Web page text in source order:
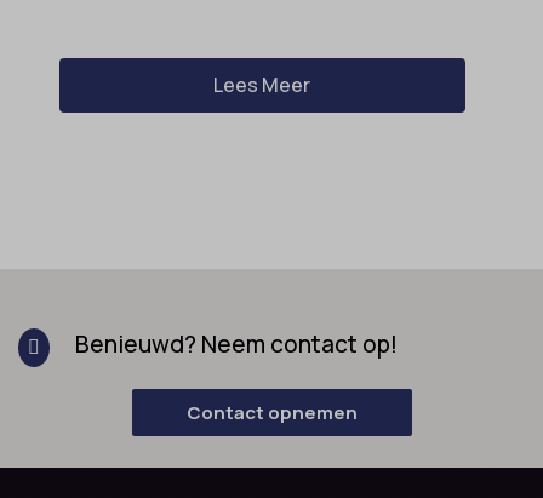
Lees Meer
 Benieuwd? Neem contact op!
Contact opnemen